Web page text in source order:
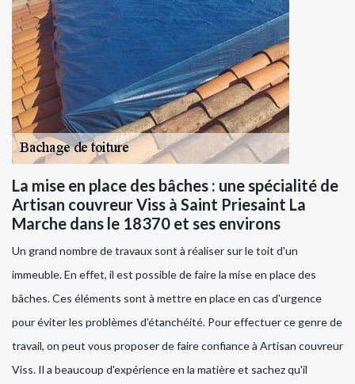
La mise en place des bâches : une spécialité de
Artisan couvreur Viss à Saint Priesaint La
Marche dans le 18370 et ses environs
Un grand nombre de travaux sont à réaliser sur le toit d'un
immeuble. En effet, il est possible de faire la mise en place des
bâches. Ces éléments sont à mettre en place en cas d'urgence
pour éviter les problèmes d'étanchéité. Pour effectuer ce genre de
travail, on peut vous proposer de faire confiance à Artisan couvreur
Viss. Il a beaucoup d'expérience en la matière et sachez qu'il